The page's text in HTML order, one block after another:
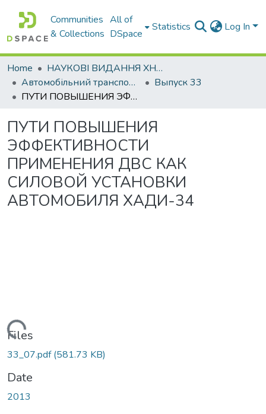
Communities
& Collections
All of
DSpace
Statistics Log In
Home
НАУКОВІ ВИДАННЯ ХНАДУ
Автомобільний транспорт / Автомобильный транспорт
Выпуск 33
ПУТИ ПОВЫШЕНИЯ ЭФФЕКТИВНОСТИ ПРИМЕНЕНИЯ ДВС КАК СИЛОВОЙ УСТАНОВКИ АВТОМОБИЛЯ ХАДИ-34
ПУТИ ПОВЫШЕНИЯ
ЭФФЕКТИВНОСТИ
ПРИМЕНЕНИЯ ДВС КАК
СИЛОВОЙ УСТАНОВКИ
АВТОМОБИЛЯ ХАДИ-34
Files
33_07.pdf(581.73 KB)
Date
2013